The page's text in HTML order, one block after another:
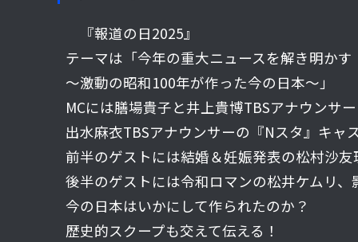
『報道の日2025』
テーマは「今年の重大ニュースを解き明かす
～激動の昭和100年が作った今の日本～」
MCには膳場貴子と井上貴博TBSアナウンサー
出水麻衣TBSアナウンサーの『Nスタ』キャ
前半のゲストには結婚＆妊娠発表の松村沙
後半のゲストには令和ロマンの松井ケムリ、
今の日本はいかにして作られたのか？
歴史的スクープも交えて伝える！